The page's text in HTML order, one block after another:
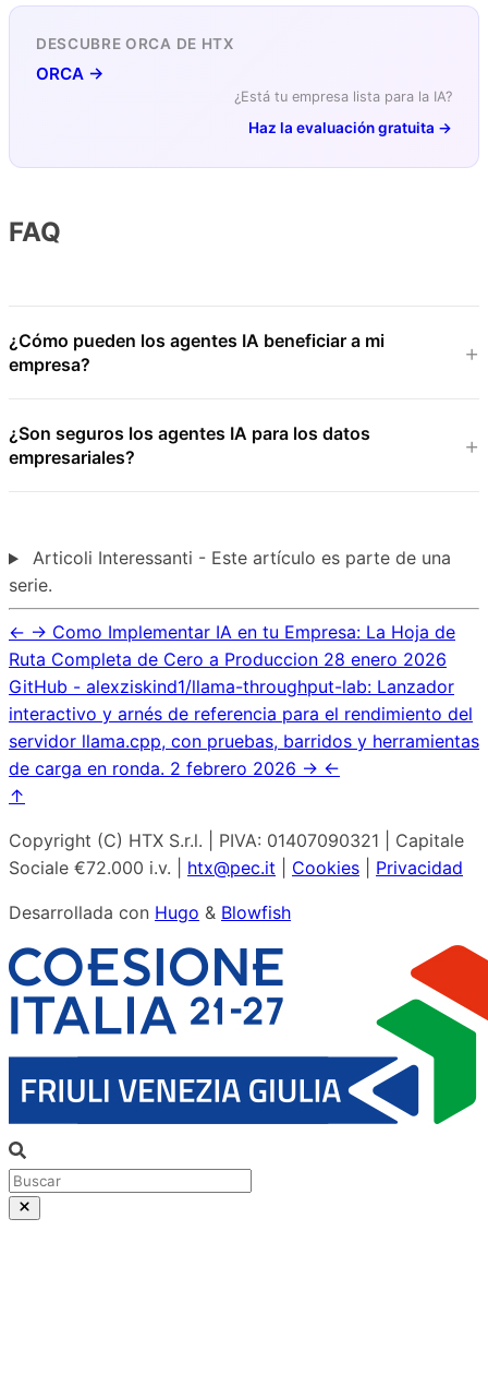
DESCUBRE ORCA DE HTX
ORCA →
¿Está tu empresa lista para la IA?
Haz la evaluación gratuita →
FAQ
¿Cómo pueden los agentes IA beneficiar a mi
empresa?
¿Son seguros los agentes IA para los datos
empresariales?
Articoli Interessanti - Este artículo es parte de una
serie.
← → Como Implementar IA en tu Empresa: La Hoja de
Ruta Completa de Cero a Produccion 28 enero 2026
GitHub - alexziskind1/llama-throughput-lab: Lanzador
interactivo y arnés de referencia para el rendimiento del
servidor llama.cpp, con pruebas, barridos y herramientas
de carga en ronda. 2 febrero 2026 → ←
↑
Copyright (C) HTX S.r.l. | PIVA: 01407090321 | Capitale
Sociale €72.000 i.v. | htx@pec.it Cookies Privacidad
Desarrollada con Hugo & Blowfish